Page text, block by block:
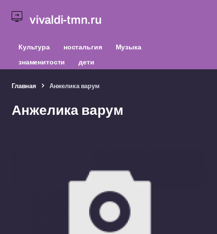
vivaldi-tmn.ru
Культура ностальгия
Музыка
знаменитости
дети
Главная Анжелика варум
Анжелика варум